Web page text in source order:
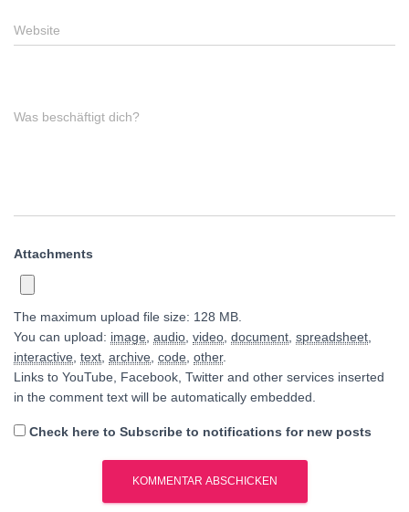
Website
Was beschäftigt dich?
Attachments
The maximum upload file size: 128 MB.
You can upload: image audio video document spreadsheet
interactive text archive code other.
Links to YouTube, Facebook, Twitter and other services inserted
in the comment text will be automatically embedded.
Check here to Subscribe to notifications for new posts